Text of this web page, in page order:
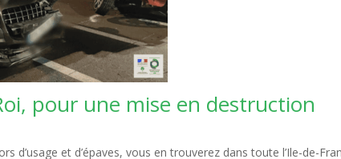
pour une mise en destruction
d’usage et d’épaves, vous en trouverez dans toute l’Ile-de-